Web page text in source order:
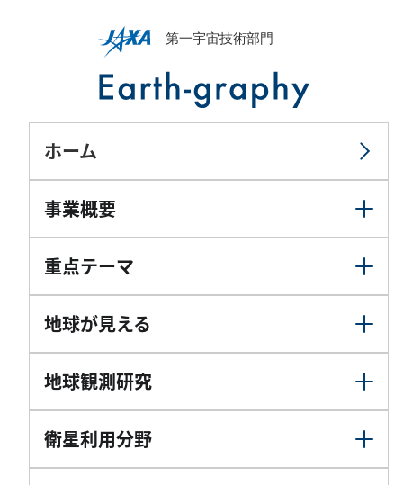
ホーム
事業概要
重点テーマ
地球が見える
地球観測研究
衛星利用分野